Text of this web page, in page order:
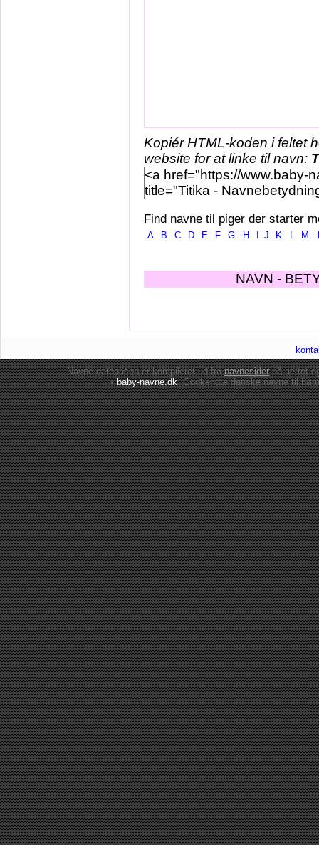
Kopiér HTML-koden i feltet
website for at linke til navn:
Find navne til piger der starter
A B C D E F G H J K L M
NAVN -
Navne-databasen er kompileret ud franavnesiderpå nettet
•baby-navne.dk: Godkendte danskenavne til børn